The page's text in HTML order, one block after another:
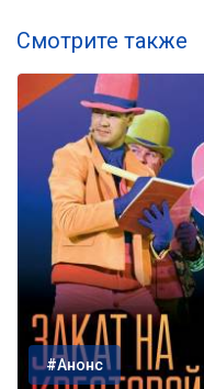
Смотрите также
#Анонс